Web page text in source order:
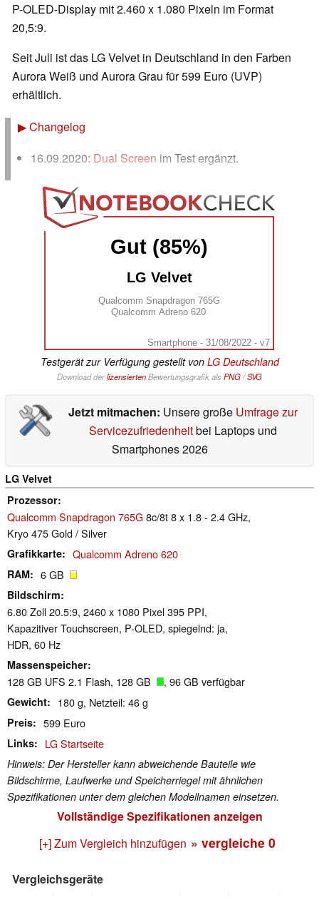
P-OLED-Display mit 2.460 x 1.080 Pixeln im Format
20,5:9.
Seit Juli ist das LG Velvet in Deutschland in den Farben
Aurora Weiß und Aurora Grau für 599 Euro (UVP)
erhältlich.
▶Changelog
16.09.2020: Dual Screen im Test ergänzt.
Gut (85%)
LG Velvet
Qualcomm Snapdragon 765G
Qualcomm Adreno 620
Smartphone - 31/08/2022 - v7
Testgerät zur Verfügung gestellt von LG Deutschland
Download derlizensiertenBewertungsgrafik als PNG/SVG
Jetzt mitmachen: Unsere große Umfrage zur
Servicezufriedenheitbei Laptops und
Smartphones 2026
LG Velvet
Prozessor
Qualcomm Snapdragon 765G8c/8t 8 x 1.8 - 2.4 GHz,
Kryo 475 Gold / Silver
Grafikkarte Qualcomm Adreno 620
RAM 6 GB
Bildschirm
6.80 Zoll 20.5:9, 2460 x 1080 Pixel 395 PPI,
Kapazitiver Touchscreen, P-OLED, spiegelnd: ja,
HDR, 60 Hz
Massenspeicher
128 GB UFS 2.1 Flash, 128 GB , 96 GB verfügbar
Gewicht 180 g, Netzteil: 46 g
Preis 599 Euro
Links LG Startseite
Hinweis: Der Hersteller kann abweichende Bauteile wie
Bildschirme, Laufwerke und Speicherriegel mit ähnlichen
Spezifikationen unter dem gleichen Modellnamen einsetzen.
Vollständige Spezifikationen anzeigen
[+] Zum Vergleich hinzufügen » vergleiche 0
Vergleichsgeräte